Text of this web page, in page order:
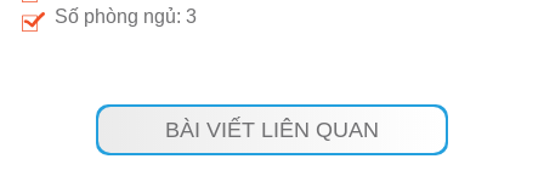
Số phòng ngủ: 3
BÀI VIẾT LIÊN QUAN